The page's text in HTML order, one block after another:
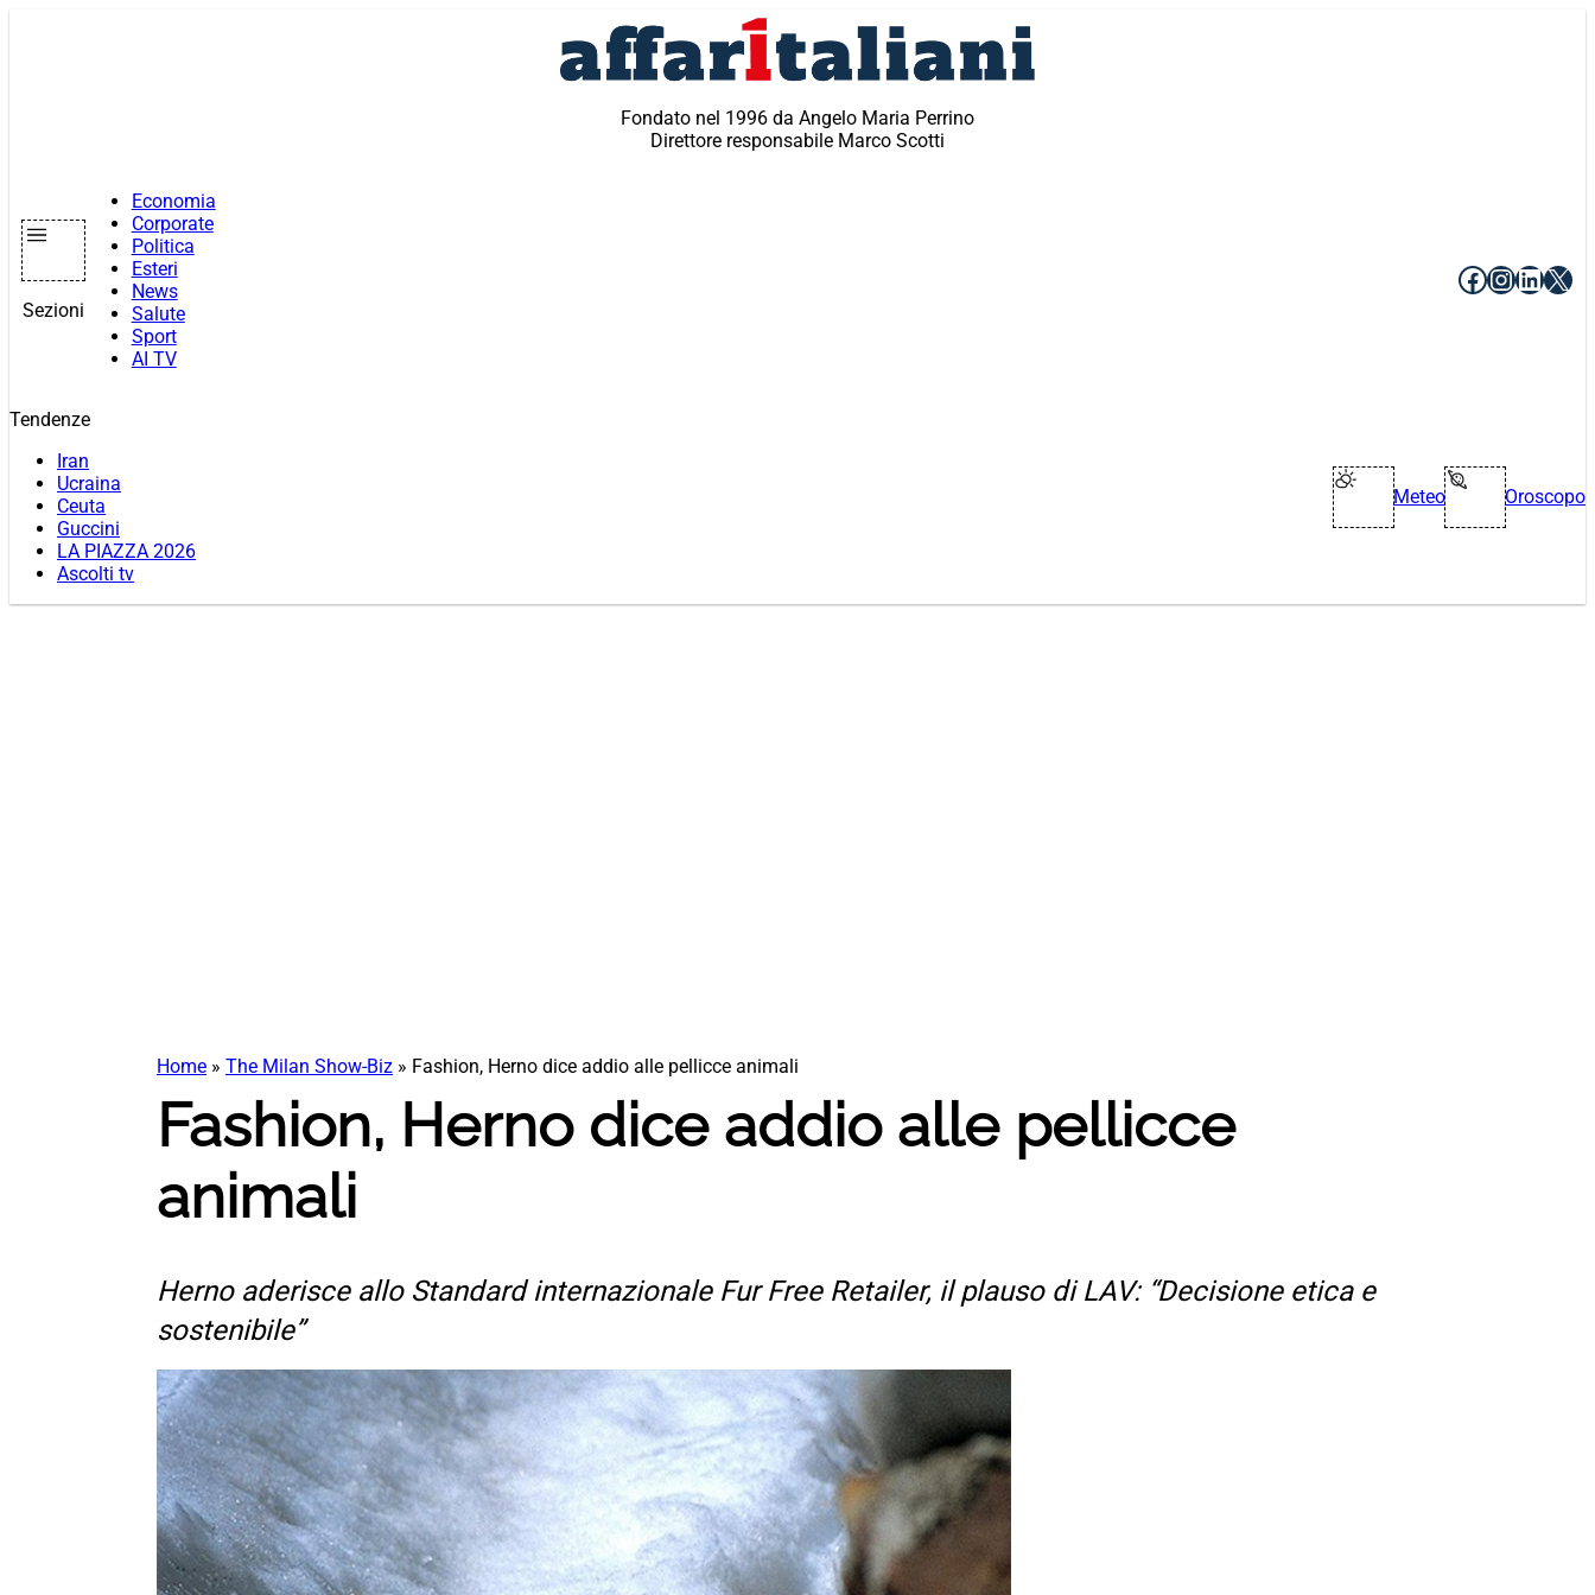
Fondato nel 1996 da Angelo Maria Perrino
Direttore responsabile Marco Scotti
Sezioni
Economia
Corporate
Politica
Esteri
News
Salute
Sport
AI TV
Facebook
X
Tendenze
Iran
Ucraina
Ceuta
Guccini
LA PIAZZA 2026
Ascolti tv
Meteo Oroscopo
Home » The Milan Show-Biz » Fashion, Herno dice addio alle pellicce animali
Fashion, Herno dice addio alle pellicce
animali
Herno aderisce allo Standard internazionale Fur Free Retailer, il plauso di LAV: “Decisione etica e
sostenibile”